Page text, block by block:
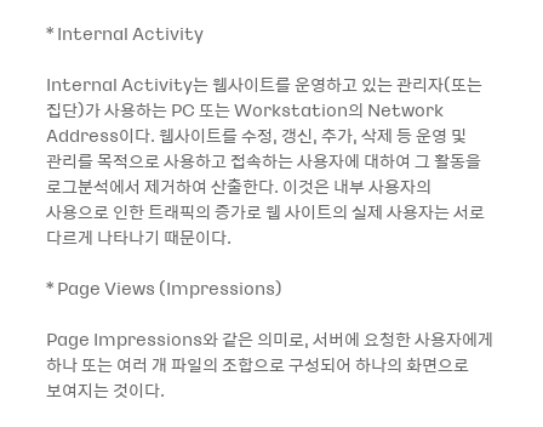
* Internal Activity
Internal Activity는 웹사이트를 운영하고 있는 관리자(또는
집단)가 사용하는 PC 또는 Workstation의 Network
Address이다. 웹사이트를 수정, 갱신, 추가, 삭제 등 운영 및
관리를 목적으로 사용하고 접속하는 사용자에 대하여 그 활동을
로그분석에서 제거하여 산출한다. 이것은 내부 사용자의
사용으로 인한 트래픽의 증가로 웹 사이트의 실제 사용자는 서로
다르게 나타나기 때문이다.
* Page Views (Impressions)
Page Impressions와 같은 의미로, 서버에 요청한 사용자에게
하나 또는 여러 개 파일의 조합으로 구성되어 하나의 화면으로
보여지는 것이다.